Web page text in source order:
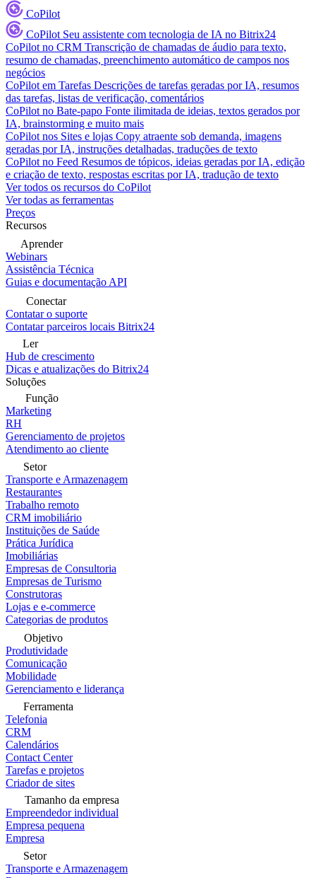
CoPilot
CoPilot Seu assistente com tecnologia de IA no Bitrix24
CoPilot no CRM Transcrição de chamadas de áudio para texto,
resumo de chamadas, preenchimento automático de campos nos
negócios
CoPilot em Tarefas Descrições de tarefas geradas por IA, resumos
das tarefas, listas de verificação, comentários
CoPilot no Bate-papo Fonte ilimitada de ideias, textos gerados por
IA, brainstorming e muito mais
CoPilot nos Sites e lojas Copy atraente sob demanda, imagens
geradas por IA, instruções detalhadas, traduções de texto
CoPilot no Feed Resumos de tópicos, ideias geradas por IA, edição
e criação de texto, respostas escritas por IA, tradução de texto
Ver todos os recursos do CoPilot
Ver todas as ferramentas
Preços
Recursos
Aprender
Webinars
Assistência Técnica
Guias e documentação API
Conectar
Contatar o suporte
Contatar parceiros locais Bitrix24
Ler
Hub de crescimento
Dicas e atualizações do Bitrix24
Soluções
Função
Marketing
RH
Gerenciamento de projetos
Atendimento ao cliente
Setor
Transporte e Armazenagem
Restaurantes
Trabalho remoto
CRM imobiliário
Instituições de Saúde
Prática Jurídica
Imobiliárias
Empresas de Consultoria
Empresas de Turismo
Construtoras
Lojas e e-commerce
Categorias de produtos
Objetivo
Produtividade
Comunicação
Mobilidade
Gerenciamento e liderança
Ferramenta
Telefonia
CRM
Calendários
Contact Center
Tarefas e projetos
Criador de sites
Tamanho da empresa
Empreendedor individual
Empresa pequena
Empresa
Setor
Transporte e Armazenagem